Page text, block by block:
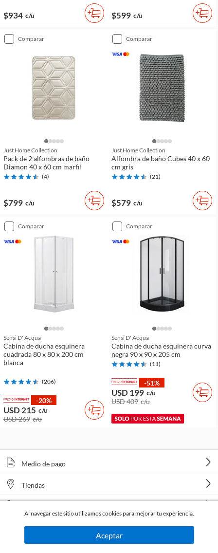
$934 c/u $599 c/u
comparar
Just Home Collection
Pack de 2 alfombras de baño
Diamon 40 x 60 cm marfil
(4)
$799 c/u
comparar
Just Home Collection
Alfombra de baño Cubes 40 x 60
cm gris
(21)
$579 c/u
comparar
Sensi D' Acqua
Cabina de ducha esquinera
cuadrada 80 x 80 x 200 cm
blanca
(206)
-20%
USD 215 c/u
USD 269 c/u
comparar
Sensi D' Acqua
Cabina de ducha esquinera curva
negra 90 x 90 x 205 cm
(11)
-51%
USD 199 c/u
USD 409 c/u
Medio de pago
Tiendas
Al navegar este sitio utilizamos cookies para mejorar tu experiencia.
Aceptar